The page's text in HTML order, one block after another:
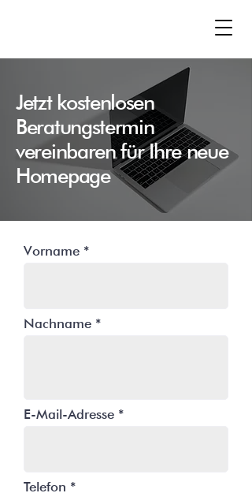
Jetzt kostenlosen
Beratungstermin
vereinbaren für Ihre neue
Homepage
Vorname
Nachname
E-Mail-Adresse
Telefon